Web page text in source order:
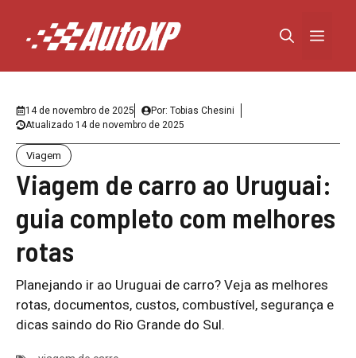
conteúdo
Menu
14 de novembro de 2025 Por: Tobias Chesini
Atualizado 14 de novembro de 2025
Viagem
Viagem de carro ao Uruguai:
guia completo com melhores
rotas
Planejando ir ao Uruguai de carro? Veja as melhores
rotas, documentos, custos, combustível, segurança e
dicas saindo do Rio Grande do Sul.